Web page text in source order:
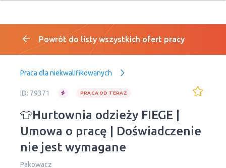
Powrót do listy wszystkich ofert pracy
Praca dla niekwalifikowanych
ID: 79371 PRACA OD TERAZ
👕Hurtownia odzieży FIEGE |
Umowa o pracę | Doświadczenie
nie jest wymagane
Pakowacz